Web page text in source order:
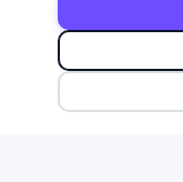
Edetabel